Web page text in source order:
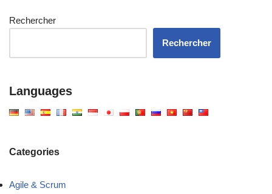
Rechercher
Rechercher
Languages
Categories
Agile & Scrum